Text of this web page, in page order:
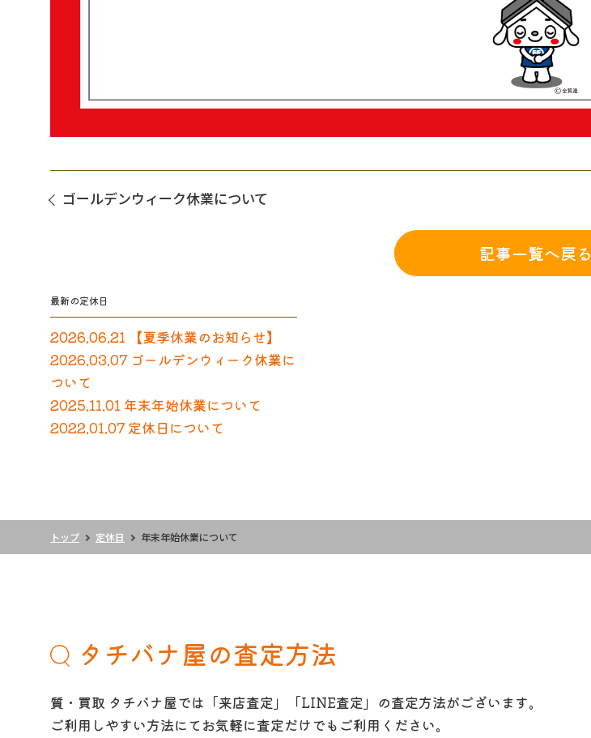
ゴールデンウィーク休業について
記事一覧へ戻る
最新の定休日
2026.06.21 【夏季休業のお知らせ】
2026.03.07 ゴールデンウィーク休業に
ついて
2025.11.01 年末年始休業について
2022.01.07 定休日について
トップ 定休日 年末年始休業について
タチバナ屋の査定方法
質・買取 タチバナ屋では「来店査定」「LINE査定」の査定方法がございます。
ご利用しやすい方法にてお気軽に査定だけでもご利用ください。